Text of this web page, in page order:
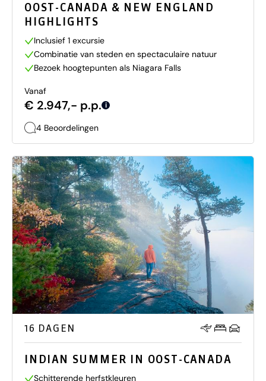
OOST-CANADA & NEW ENGLAND
HIGHLIGHTS
Inclusief 1 excursie
Combinatie van steden en spectaculaire natuur
Bezoek hoogtepunten als Niagara Falls
Vanaf
€ 2.947,- p.p. i
4 Beoordelingen
16 DAGEN
INDIAN SUMMER IN OOST-CANADA
Schitterende herfstkleuren